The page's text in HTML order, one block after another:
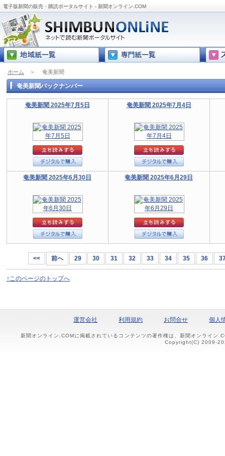
電子版新聞の販売・購読ポータルサイト - 新聞オンライン.COM
ホーム ＞ 奄美新聞
奄美新聞バックナンバー
奄美新聞 2025年7月5日 奄美新聞 2025年7月4日
奄美新聞 2025年6月30日 奄美新聞 2025年6月29日
<< 前へ 29 30 31 32 33 34 35 36
↑このページのトップへ
運営会社 利用規約 お問合せ 個人
新聞オンライン.COMに掲載されているコンテンツの著作権は、新聞オンライン
Copyright(C) 2009-